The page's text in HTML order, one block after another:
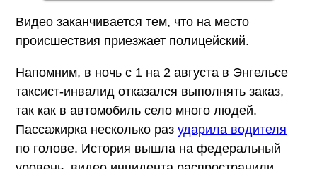
Видео заканчивается тем, что на место
происшествия приезжает полицейский.
Напомним, в ночь с 1 на 2 августа в Энгельсе
таксист-инвалид отказался выполнять заказ,
так как в автомобиль село много людей.
Пассажирка несколько раз ударила водителя
по голове. История вышла на федеральный